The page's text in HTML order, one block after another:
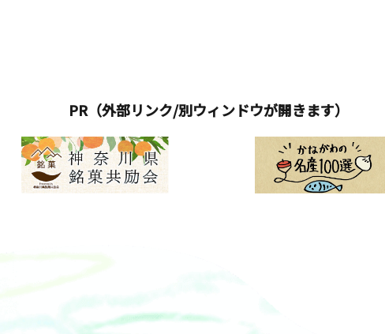
PR（外部リンク/別ウィンドウが開きます）